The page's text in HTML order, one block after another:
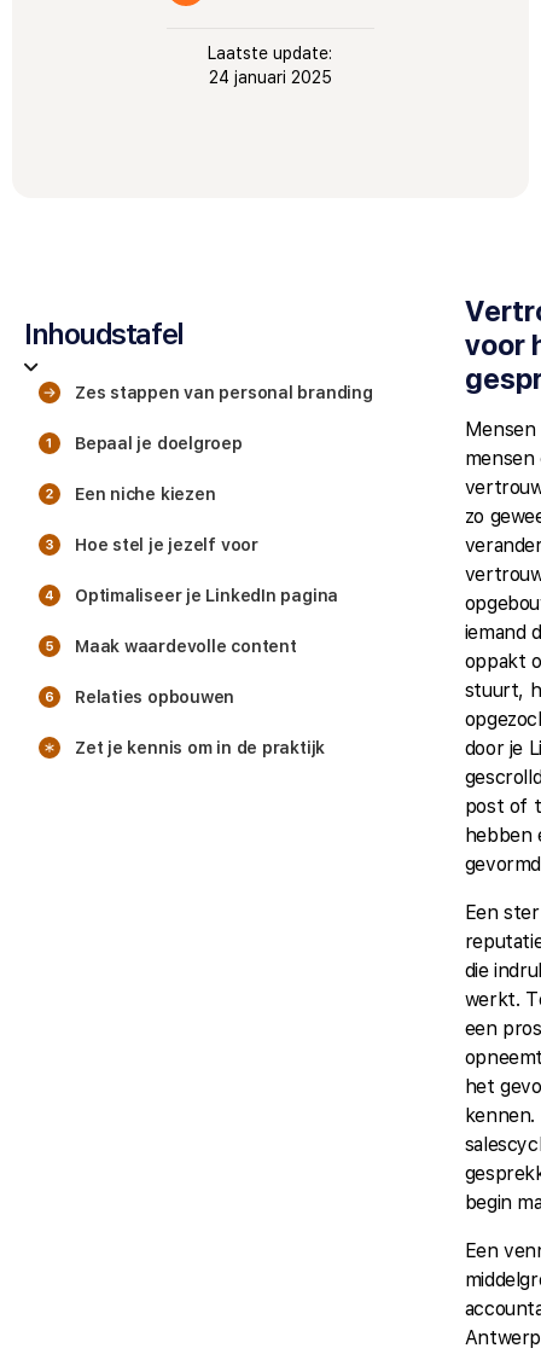
Laatste update:
24 januari 2025
Inhoudstafel
Zes stappen van personal branding
Bepaal je doelgroep
Een niche kiezen
Hoe stel je jezelf voor
Optimaliseer je LinkedIn pagina
Maak waardevolle content
Relaties opbouwen
Zet je kennis om in de praktijk
voor
mensen
zo
iemand
oppakt
stuurt,
door je
post of
hebben
Een
die
werkt.
een
het
begin
Een